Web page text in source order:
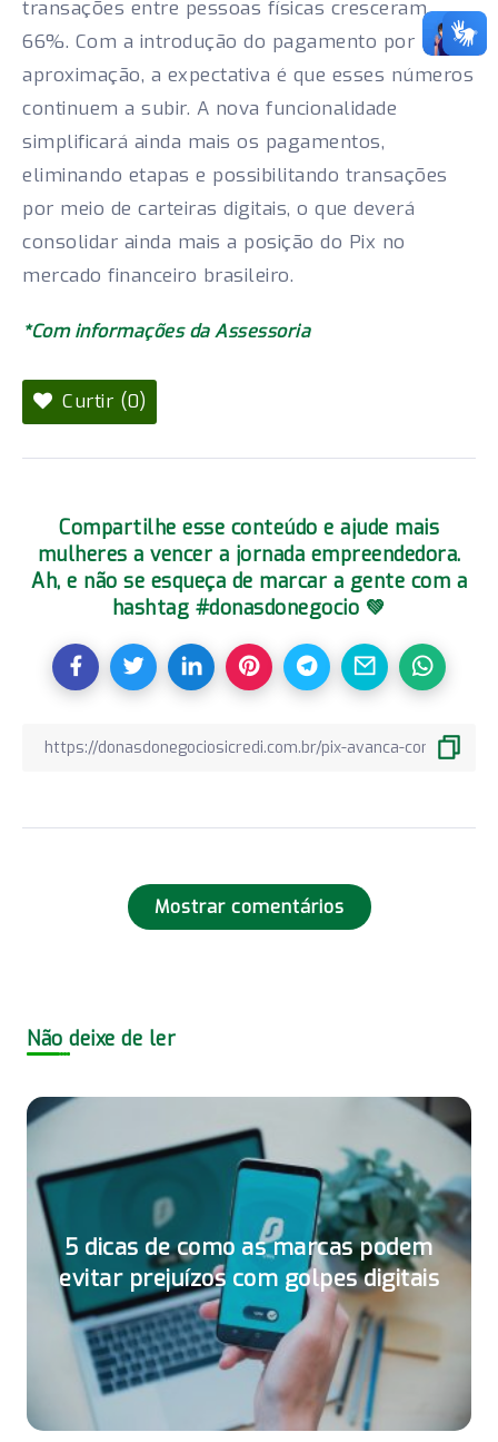
transações entre pessoas físicas cresceram
66%. Com a introdução do pagamento por
aproximação, a expectativa é que esses números
continuem a subir. A nova funcionalidade
simplificará ainda mais os pagamentos,
eliminando etapas e possibilitando transações
por meio de carteiras digitais, o que deverá
consolidar ainda mais a posição do Pix no
mercado financeiro brasileiro.
*Com informações da Assessoria
Curtir (0)
Compartilhe esse conteúdo e ajude mais
mulheres a vencer a jornada empreendedora.
Ah, e não se esqueça de marcar a gente com a
hashtag #donasdonegocio 💚
Mostrar comentários
Não deixe de ler
5 dicas de como as marcas podem
evitar prejuízos com golpes digitais